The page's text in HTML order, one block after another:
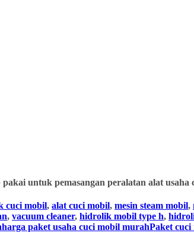
untuk pemasangan peralatan alat
cuci mobil, alat cuci mobil, mesin steam mobil,
, vacuum cleaner, hidrolik mobil type h,
paket usaha cuci mobil murahPaket